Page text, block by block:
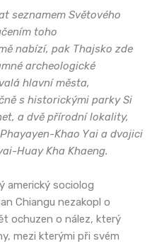
seznamem Světového
toho
nabízí, pak Thajsko zde
archeologické
hlavní města,
s historickými parky Si
a dvě přírodní lokality,
Khao Yai a dvojici
Huay Kha Khaeng.
americký sociolog
Chiangu nezakopl o
ochuzen o nález, který
mezi kterými při svém